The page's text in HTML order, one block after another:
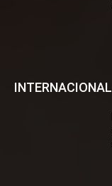
INTERNACIONAL